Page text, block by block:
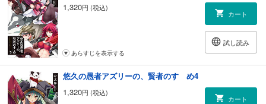
1,320円 (税込)
カート
試し読み
あらすじを表示する
悠久の愚者アズリーの、賢者のすゝめ4
1,320円 (税込)
カート